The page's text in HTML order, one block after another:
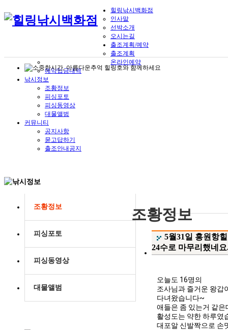
힐링낚시백화점
인사말
선박소개
오시는길
출조계획/예약
출조계획
온라인예약
예약입금내역
낚시정보
조황정보
피싱포토
피싱동영상
대물앨범
커뮤니티
공지사항
묻고답하기
출조안내공지
조황정보
피싱포토
피싱동영상
대물앨범
조황정보
5월31일 홍원항
24수로 마무리했네
오늘도 16명의
조사님과 즐거운 왕갑
다녀왔습니다~
애들은 좀 있는거 같은
활성도는 약한 하루였
대포알 신발짝으로 손